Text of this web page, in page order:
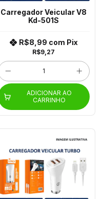
Carregador Veicular V8
Kd-501S
R$9,27
R$8,99 com Pix
ADICIONAR AO
CARRINHO